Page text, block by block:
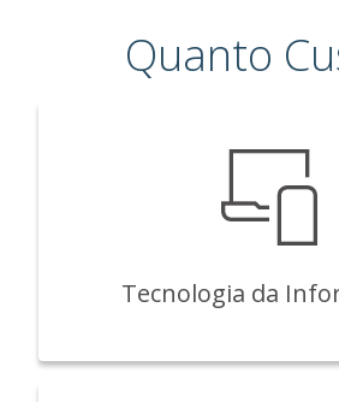
Quanto
Tecnologia da